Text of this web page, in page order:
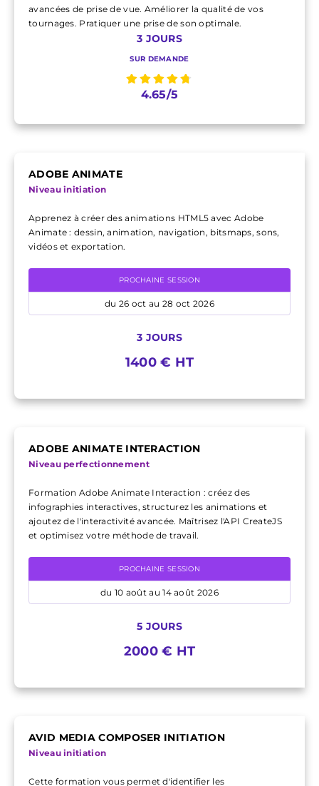
avancées de prise de vue. Améliorer la qualité de vos
tournages. Pratiquer une prise de son optimale.
3 JOURS
SUR DEMANDE
4.65/5
ADOBE ANIMATE
Niveau initiation
Apprenez à créer des animations HTML5 avec Adobe
Animate : dessin, animation, navigation, bitsmaps, sons,
vidéos et exportation.
PROCHAINE SESSION
du 26 oct au 28 oct 2026
3 JOURS
1400 € HT
ADOBE ANIMATE INTERACTION
Niveau perfectionnement
Formation Adobe Animate Interaction : créez des
infographies interactives, structurez les animations et
ajoutez de l'interactivité avancée. Maîtrisez l'API CreateJS
et optimisez votre méthode de travail.
PROCHAINE SESSION
du 10 août au 14 août 2026
5 JOURS
2000 € HT
AVID MEDIA COMPOSER INITIATION
Niveau initiation
Cette formation vous permet d'identifier les